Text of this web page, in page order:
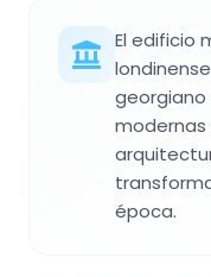
El edificio
georgiano
modernas
época.